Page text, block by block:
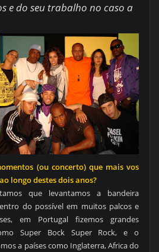
e do seu trabalho no caso a
(ou concerto) que mais vos
longo destes dois anos?
que levantamos a bandeira
do possível em muitos palcos e
em Portugal fizemos grandes
Super Bock Super Rock, e o
a países como Inglaterra, Africa do